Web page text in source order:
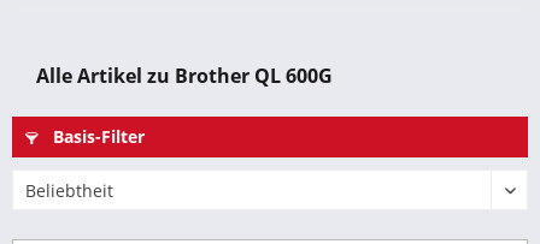
Alle Artikel zu Brother QL 600G
Basis-Filter